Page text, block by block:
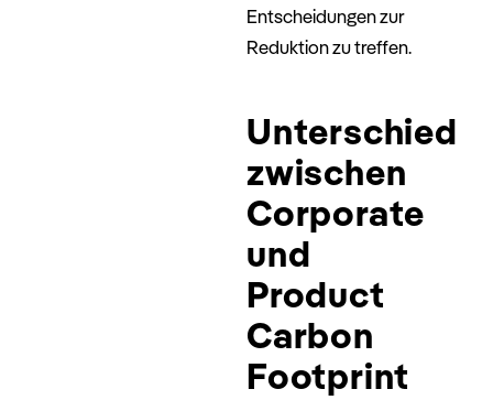
Entscheidungen zur
Reduktion zu treffen.
Unterschied
zwischen
Corporate
und
Product
Carbon
Footprint